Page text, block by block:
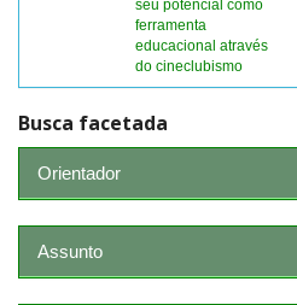
seu potencial como
ferramenta
educacional através
do cineclubismo
Busca facetada
Orientador
Assunto